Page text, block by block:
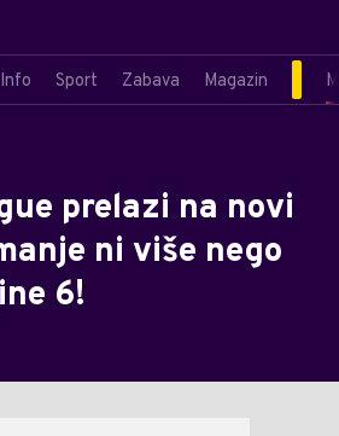
Info Sport Zabava Magazin
prelazi na novi
ni više nego
6!